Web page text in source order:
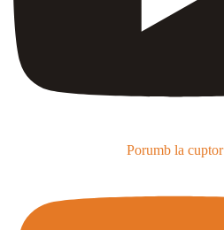
Porumb la cuptor